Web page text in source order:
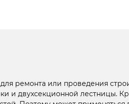
ремонта или проведения
и двухсекционной лестницы.